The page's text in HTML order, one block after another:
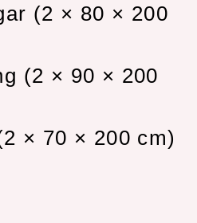
(2 × 80 × 200
(2 × 90 × 200
× 70 × 200 cm)